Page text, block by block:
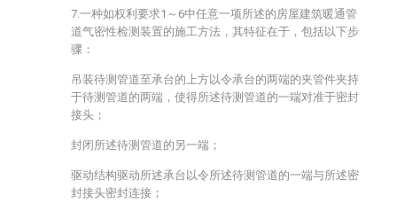
7.一种如权利要求1～6中任意一项所述的房屋建筑暖通管
道气密性检测装置的施工方法，其特征在于，包括以下步
骤：
吊装待测管道至承台的上方以令承台的两端的夹管件夹持
于待测管道的两端，使得所述待测管道的一端对准于密封
接头；
封闭所述待测管道的另一端；
驱动结构驱动所述承台以令所述待测管道的一端与所述密
封接头密封连接；